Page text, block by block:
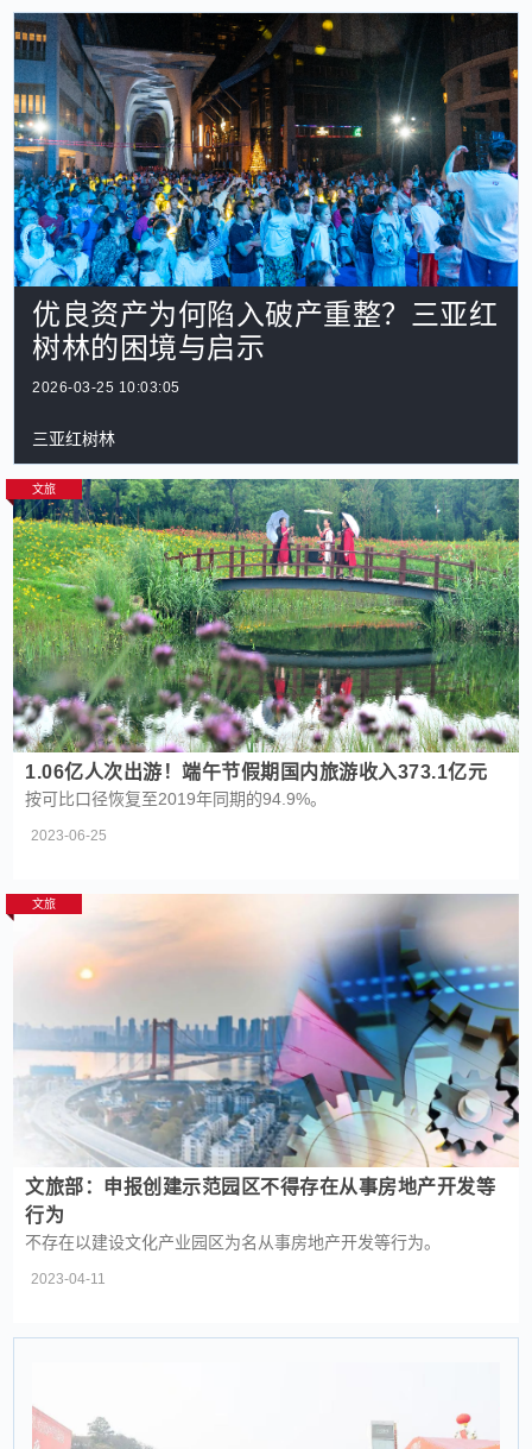
优良资产为何陷入破产重整？三亚红
树林的困境与启示
2026-03-25 10:03:05
三亚红树林
文旅
1.06亿人次出游！端午节假期国内旅游收入373.1亿元
按可比口径恢复至2019年同期的94.9%。 ​
2023-06-25
文旅
文旅部：申报创建示范园区不得存在从事房地产开发等
行为
不存在以建设文化产业园区为名从事房地产开发等行为。
2023-04-11